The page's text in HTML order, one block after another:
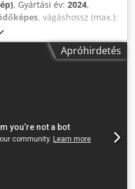
, Gyártási év: 2024,
, vágáshossz (max.):
fűrész 3 tengelyes
állítható forgatási tartomány
500 mm. Gépet azonnali
Apróhirdetés